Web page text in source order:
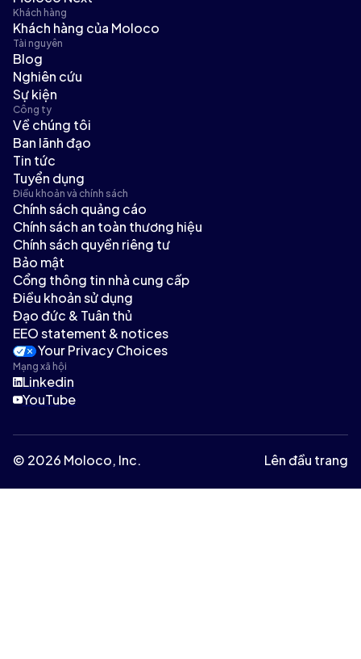
Khách hàng
Khách hàng của Moloco
Tài nguyên
Blog
Nghiên cứu
Sự kiện
Công ty
Về chúng tôi
Ban lãnh đạo
Tin tức
Tuyển dụng
Điều khoản và chính sách
Chính sách quảng cáo
Chính sách an toàn thương hiệu
Chính sách quyền riêng tư
Bảo mật
Cổng thông tin nhà cung cấp
Điều khoản sử dụng
Đạo đức & Tuân thủ
EEO statement & notices
Your Privacy Choices
Mạng xã hội
Linkedin
YouTube
© 2026 Moloco, Inc. Lên đầu trang